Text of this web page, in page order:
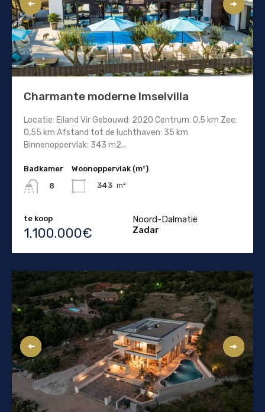
Charmante moderne Imselvilla
Locatie: Eiland Vir Gebouwd: 2020 Centrum: 0,5 km Zee:
0,55 km Afstand tot de luchthaven: 35 km
Binnenoppervlak: 343 m2...
Badkamer
8
Woonoppervlak (m²)
343 m²
te koop
1.100.000€
Noord-Dalmatië
Zadar